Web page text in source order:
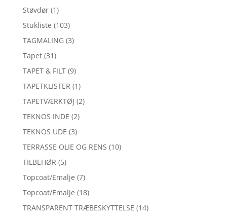
Støvdør (1)
Stukliste (103)
TAGMALING (3)
Tapet (31)
TAPET & FILT (9)
TAPETKLISTER (1)
TAPETVÆRKTØJ (2)
TEKNOS INDE (2)
TEKNOS UDE (3)
TERRASSE OLIE OG RENS (10)
TILBEHØR (5)
Topcoat/Emalje (7)
Topcoat/Emalje (18)
TRANSPARENT TRÆBESKYTTELSE (14)